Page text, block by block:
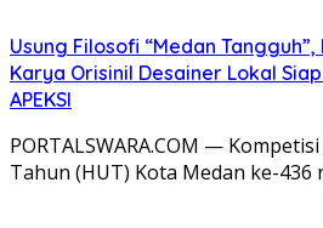
Usung Filosofi “Medan
Karya Orisinil Desainer Lokal
APEKSI
PORTALSWARA.COM —
Tahun (HUT) Kota Medan ke-